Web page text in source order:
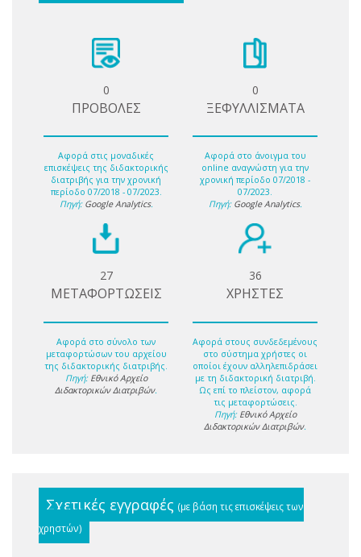
0
ΠΡΟΒΟΛΕΣ
Αφορά στις μοναδικές
επισκέψεις της διδακτορικής
διατριβής για την χρονική
περίοδο 07/2018 - 07/2023.
Πηγή: Google Analytics.
0
ΞΕΦΥΛΛΙΣΜΑΤΑ
Αφορά στο άνοιγμα του
online αναγνώστη για την
χρονική περίοδο 07/2018 -
07/2023.
Πηγή: Google Analytics.
27
ΜΕΤΑΦΟΡΤΩΣΕΙΣ
Αφορά στο σύνολο των
μεταφορτώσων του αρχείου
της διδακτορικής διατριβής.
Πηγή: Εθνικό Αρχείο
Διδακτορικών Διατριβών.
36
ΧΡΗΣΤΕΣ
Αφορά στους συνδεδεμένους
στο σύστημα χρήστες οι
οποίοι έχουν αλληλεπιδράσει
με τη διδακτορική διατριβή.
Ως επί το πλείστον, αφορά
τις μεταφορτώσεις.
Πηγή: Εθνικό Αρχείο
Διδακτορικών Διατριβών.
Σχετικές εγγραφές (με βάση τις επισκέψεις των
χρηστών)